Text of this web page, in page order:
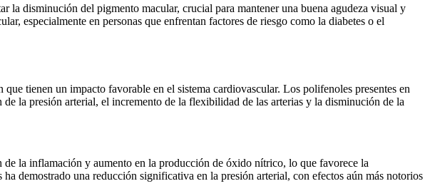
la disminución del pigmento macular, crucial para mantener una buena agudeza visual y
especialmente en personas que enfrentan factores de riesgo como la diabetes o el
tienen un impacto favorable en el sistema cardiovascular. Los polifenoles presentes en
la presión arterial, el incremento de la flexibilidad de las arterias y la disminución de la
la inflamación y aumento en la producción de óxido nítrico, lo que favorece la
demostrado una reducción significativa en la presión arterial, con efectos aún más notorios